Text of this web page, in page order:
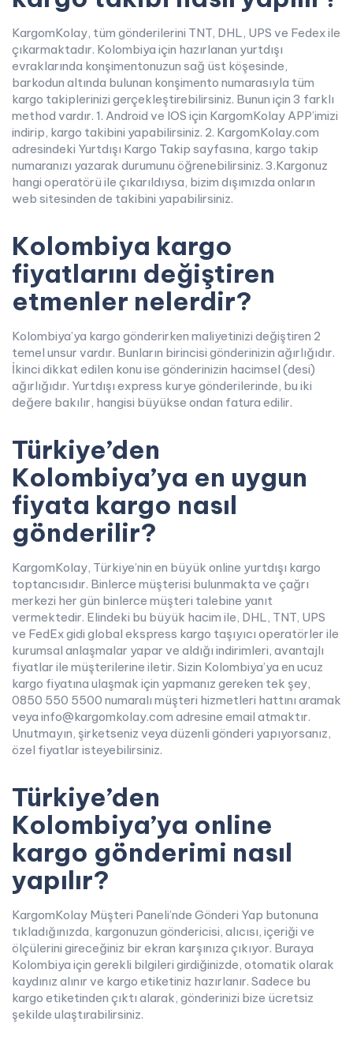
KargomKolay, tüm gönderilerini TNT, DHL, UPS ve Fedex ile
çıkarmaktadır. Kolombiya için hazırlanan yurtdışı
evraklarında konşimentonuzun sağ üst köşesinde,
barkodun altında bulunan konşimento numarasıyla tüm
kargo takiplerinizi gerçekleştirebilirsiniz. Bunun için 3 farklı
method vardır. 1. Android ve IOS için KargomKolay APP’imizi
indirip, kargo takibini yapabilirsiniz. 2. KargomKolay.com
adresindeki Yurtdışı Kargo Takip sayfasına, kargo takip
numaranızı yazarak durumunu öğrenebilirsiniz. 3.Kargonuz
hangi operatörü ile çıkarıldıysa, bizim dışımızda onların
web sitesinden de takibini yapabilirsiniz.
Kolombiya kargo
fiyatlarını değiştiren
etmenler nelerdir?
Kolombiya’ya kargo gönderirken maliyetinizi değiştiren 2
temel unsur vardır. Bunların birincisi gönderinizin ağırlığıdır.
İkinci dikkat edilen konu ise gönderinizin hacimsel (desi)
ağırlığıdır. Yurtdışı express kurye gönderilerinde, bu iki
değere bakılır, hangisi büyükse ondan fatura edilir.
Türkiye’den
Kolombiya’ya en uygun
fiyata kargo nasıl
gönderilir?
KargomKolay, Türkiye’nin en büyük online yurtdışı kargo
toptancısıdır. Binlerce müşterisi bulunmakta ve çağrı
merkezi her gün binlerce müşteri talebine yanıt
vermektedir. Elindeki bu büyük hacim ile, DHL, TNT, UPS
ve FedEx gidi global ekspress kargo taşıyıcı operatörler ile
kurumsal anlaşmalar yapar ve aldığı indirimleri, avantajlı
fiyatlar ile müşterilerine iletir. Sizin Kolombiya’ya en ucuz
kargo fiyatına ulaşmak için yapmanız gereken tek şey,
0850 550 5500 numaralı müşteri hizmetleri hattını aramak
veya info@kargomkolay.com adresine email atmaktır.
Unutmayın, şirketseniz veya düzenli gönderi yapıyorsanız,
özel fiyatlar isteyebilirsiniz.
Türkiye’den
Kolombiya’ya online
kargo gönderimi nasıl
yapılır?
KargomKolay Müşteri Paneli’nde Gönderi Yap butonuna
tıkladığınızda, kargonuzun göndericisi, alıcısı, içeriği ve
ölçülerini gireceğiniz bir ekran karşınıza çıkıyor. Buraya
Kolombiya için gerekli bilgileri girdiğinizde, otomatik olarak
kaydınız alınır ve kargo etiketiniz hazırlanır. Sadece bu
kargo etiketinden çıktı alarak, gönderinizi bize ücretsiz
şekilde ulaştırabilirsiniz.